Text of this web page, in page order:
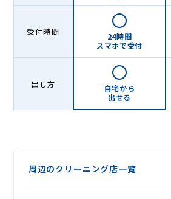
受付時間
24時間
スマホで受付
出し方
自宅から
出せる
周辺のクリーニング店一覧